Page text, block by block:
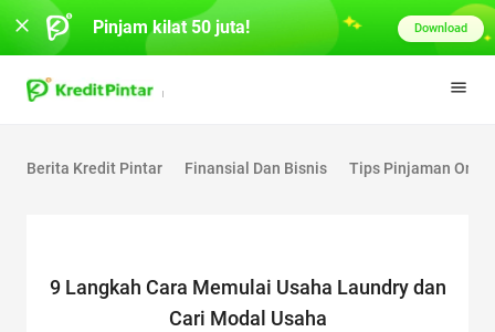
Berita Kredit Pintar Finansial Dan Bisnis Tips Pinjaman
9 Langkah Cara Memulai Usaha Laundry dan
Cari Modal Usaha
Pinjam kilat 50 juta! Download